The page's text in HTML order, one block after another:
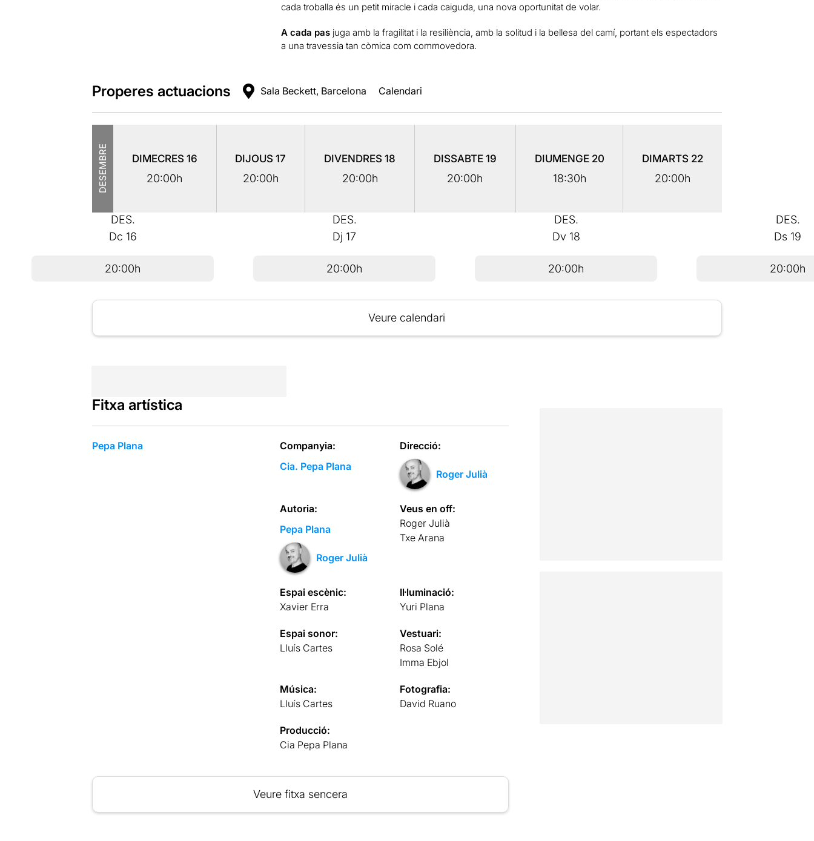
cada troballa és un petit miracle i cada caiguda, una nova oportunitat de volar.
A cada pasjuga amb la fragilitat i la resiliència, amb la solitud i la bellesa del camí, portant els espectadors
a una travessia tan còmica com commovedora.
Properes actuacions Sala Beckett, Barcelona Calendari
DESEMBRE DIMECRES 16
20:00h
DIJOUS17
20:00h
DIVENDRES18
20:00h
DISSABTE 19
20:00h
DIUMENGE 20
18:30h
DIMARTS 22
20:00h
DES.
Dc 16
20:00h
DES.
Dj17
20:00h
DES.
Dv 18
20:00h
DES.
Ds19
20:00h
Veure calendari
Fitxa artística
Pepa Plana
Companyia:
Cia. Pepa Plana
Direcció:
Roger Julià
Autoria:
Pepa Plana
Roger Julià
Veus en off:
Roger Julià
Txe Arana
Espai escènic:
Xavier Erra
Il·luminació:
Yuri Plana
Espai sonor:
Lluís Cartes
Vestuari:
Rosa Solé
Imma Ebjol
Música:
Lluís Cartes
Fotografia:
David Ruano
Producció:
Cia Pepa Plana
Veure fitxa sencera